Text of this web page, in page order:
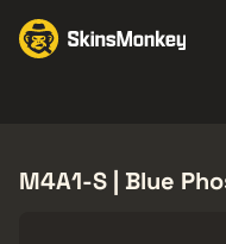
M4A1-S | Blue